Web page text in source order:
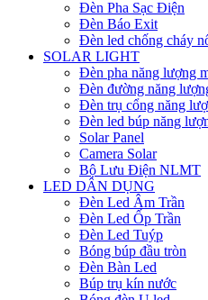
Đèn Pha Sạc Điện
Đèn Báo Exit
Đèn led chống cháy
SOLAR LIGHT
Đèn pha năng lượng
Đèn đường năng
Đèn trụ cổng năng
Đèn led búp năng
Solar Panel
Camera Solar
Bộ Lưu Điện NLMT
LED DÂN DỤNG
Đèn Led Âm Trần
Đèn Led Ốp Trần
Đèn Led Tuýp
Bóng búp đầu tròn
Đèn Bàn Led
Búp trụ kín nước